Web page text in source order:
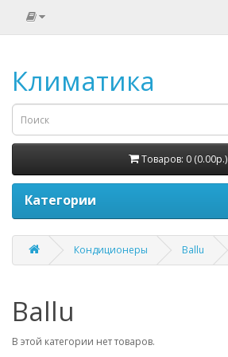
Климатика
Товаров: 0 (0.00р.)
Категории
Кондиционеры Ballu
Ballu
В этой категории нет товаров.